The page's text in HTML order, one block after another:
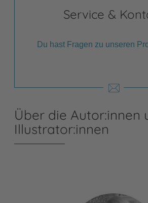
Service &
Du hast Fragen zu unseren
Über die Autor:innen
Illustrator:innen